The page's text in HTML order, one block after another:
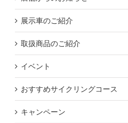
展示車のご紹介
取扱商品のご紹介
イベント
おすすめサイクリングコース
キャンペーン